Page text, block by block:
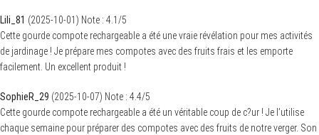
Lili_81 (2025-10-01) Note : 4.1 /5
Cette gourde compote rechargeable a été une vraie révélation pour mes activités
de jardinage ! Je prépare mes compotes avec des fruits frais et les emporte
facilement. Un excellent produit !
SophieR_29 (2025-10-07) Note : 4.4/5
Cette gourde compote rechargeable a été un véritable coup de c?ur ! Je l’utilise
chaque semaine pour préparer des compotes avec des fruits de notre verger. Son